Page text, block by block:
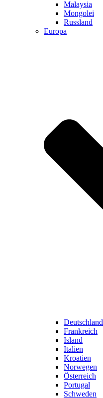
Malaysia
Mongolei
Russland
Europa
Deutschland
Frankreich
Island
Italien
Kroatien
Norwegen
Österreich
Portugal
Schweden